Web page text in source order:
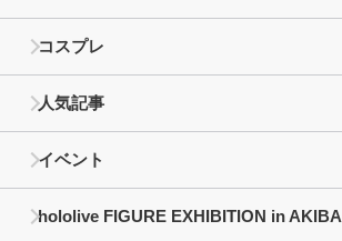
コスプレ
人気記事
イベント
hololive FIGURE EXHIBITION in AKIBA